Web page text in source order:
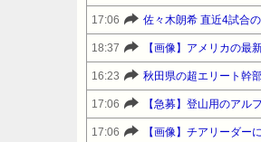
17:06 佐々木朗希 直近4試合
18:37 【画像】アメリカの
16:23 秋田県の超エリート幹
17:06 【急募】登山用のアル
17:06 【画像】チアリーダー